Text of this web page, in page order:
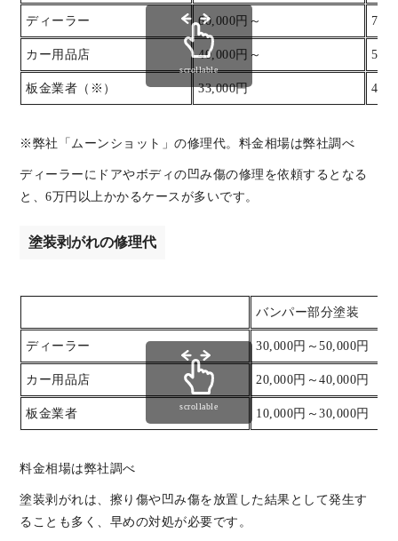
ディーラー 60,000円～
カー用品店 40,000円～
板金業者（※） 33,000円
scrollable
※弊社「ムーンショット」の修理代。料金相場は弊社調べ
ディーラーにドアやボディの凹み傷の修理を依頼するとなる
と、6万円以上かかるケースが多いです。
塗装剥がれの修理代
バンパー部分塗装
ディーラー 30,000円～50,000円
カー用品店 20,000円～40,000円
板金業者 10,000円～30,000円
scrollable
料金相場は弊社調べ
塗装剥がれは、擦り傷や凹み傷を放置した結果として発生す
ることも多く、早めの対処が必要です。